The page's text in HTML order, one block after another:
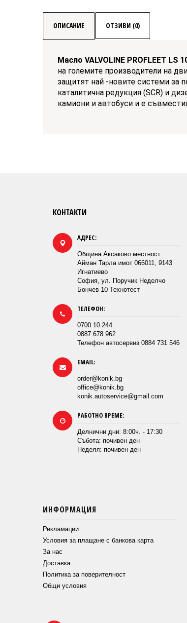
ОПИСАНИЕ ОТЗИВИ (0)
Масло VALVOLINE PROFLEET LS
на големите производители на
защитят най -новите системи за
каталитична редукция (SCR) и
камиони и автобуси и е
КОНТАКТИ
АДРЕС:
Община Аксаково местност
Айман Тарла имот 066011, 9143
Игнатиево
София, ул. Поручик Неделчо
Бончев 10 Технотест
ТЕЛЕФОН:
0700 10 244
0887 678 962
Телефон автосервиз 0884 731 546
EMAIL:
order@konik.bg
office@konik.bg
konik.autoservice@gmail.com
РАБОТНО ВРЕМЕ:
Делнични дни: 8:00ч. - 17:30
Събота: почивен ден
Неделя: почивен ден
ИНФОРМАЦИЯ
Рекламации
Условия за плащане с банкова карта
За нас
Доставка
Политика за поверителност
Общи условия